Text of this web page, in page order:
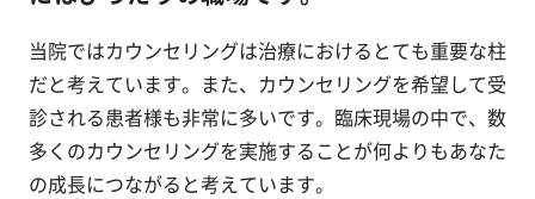
当院ではカウンセリングは治療におけるとても重要な柱
だと考えています。また、カウンセリングを希望して受
診される患者様も非常に多いです。臨床現場の中で、数
多くのカウンセリングを実施することが何よりもあなた
の成長につながると考えています。